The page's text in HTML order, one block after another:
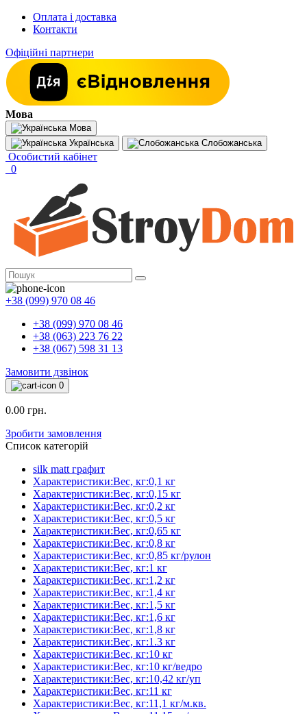
Оплата і доставка
Контакти
Офіційні партнери
Мова
Мова
Українська
Слобожанська
Особистий кабінет
0
+38 (099) 970 08 46
+38 (099) 970 08 46
+38 (063) 223 76 22
+38 (067) 598 31 13
Замовити дзвінок
0
0.00 грн.
Зробити замовлення
Список категорій
silk matt графит
Характеристики:Вес, кг:0,1 кг
Характеристики:Вес, кг:0,15 кг
Характеристики:Вес, кг:0,2 кг
Характеристики:Вес, кг:0,5 кг
Характеристики:Вес, кг:0,65 кг
Характеристики:Вес, кг:0,8 кг
Характеристики:Вес, кг:0,85 кг/рулон
Характеристики:Вес, кг:1 кг
Характеристики:Вес, кг:1,2 кг
Характеристики:Вес, кг:1,4 кг
Характеристики:Вес, кг:1,5 кг
Характеристики:Вес, кг:1,6 кг
Характеристики:Вес, кг:1,8 кг
Характеристики:Вес, кг:1.3 кг
Характеристики:Вес, кг:10 кг
Характеристики:Вес, кг:10 кг/ведро
Характеристики:Вес, кг:10,42 кг/уп
Характеристики:Вес, кг:11 кг
Характеристики:Вес, кг:11,1 кг/м.кв.